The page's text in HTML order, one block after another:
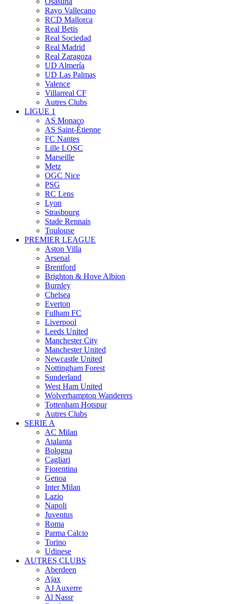
Rayo Vallecano
RCD Mallorca
Real Betis
Real Sociedad
Real Madrid
Real Zaragoza
UD Almería
UD Las Palmas
Valence
Villarreal CF
Autres Clubs
LIGUE 1
AS Monaco
AS Saint-Étienne
FC Nantes
Lille LOSC
Marseille
Metz
OGC Nice
PSG
RC Lens
Lyon
Strasbourg
Stade Rennais
Toulouse
PREMIER LEAGUE
Aston Villa
Arsenal
Brentford
Brighton & Hove Albion
Burnley
Chelsea
Everton
Fulham FC
Liverpool
Leeds United
Manchester City
Manchester United
Newcastle United
Nottingham Forest
Sunderland
West Ham United
Wolverhampton Wanderers
Tottenham Hotspur
Autres Clubs
SERIE A
AC Milan
Atalanta
Bologna
Cagliari
Fiorentina
Genoa
Inter Milan
Lazio
Napoli
Juventus
Roma
Parma Calcio
Torino
Udinese
AUTRES CLUBS
Aberdeen
Ajax
AJ Auxerre
Al Nassr